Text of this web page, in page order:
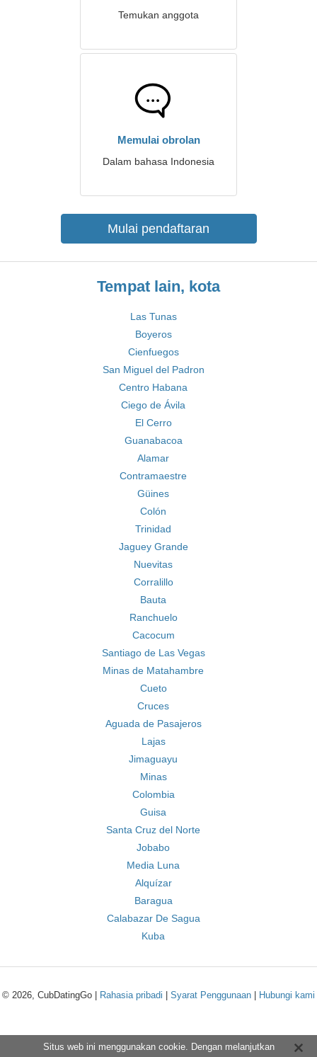
Temukan anggota
Memulai obrolan
Dalam bahasa Indonesia
Mulai pendaftaran
Tempat lain, kota
Las Tunas
Boyeros
Cienfuegos
San Miguel del Padron
Centro Habana
Ciego de Ávila
El Cerro
Guanabacoa
Alamar
Contramaestre
Güines
Colón
Trinidad
Jaguey Grande
Nuevitas
Corralillo
Bauta
Ranchuelo
Cacocum
Santiago de Las Vegas
Minas de Matahambre
Cueto
Cruces
Aguada de Pasajeros
Lajas
Jimaguayu
Minas
Colombia
Guisa
Santa Cruz del Norte
Jobabo
Media Luna
Alquízar
Baragua
Calabazar De Sagua
Kuba
© 2026, CubDatingGo | Rahasia pribadi Syarat Penggunaan Hubungi kami
Situs web ini menggunakan cookie. Dengan melanjutkan